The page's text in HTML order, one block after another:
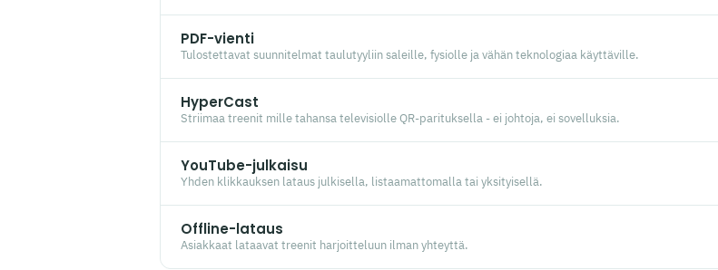
PDF-vienti
Tulostettavat suunnitelmat taulutyyliin saleille, fysiolle ja vähän teknologiaa käyttäville.
HyperCast
Striimaa treenit mille tahansa televisiolle QR-parituksella - ei johtoja, ei sovelluksia.
YouTube-julkaisu
Yhden klikkauksen lataus julkisella, listaamattomalla tai yksityisellä.
Offline-lataus
Asiakkaat lataavat treenit harjoitteluun ilman yhteyttä.